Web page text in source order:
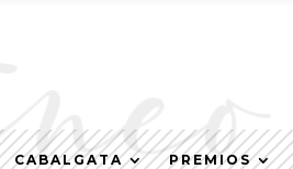
CABALGATA PREMIOS